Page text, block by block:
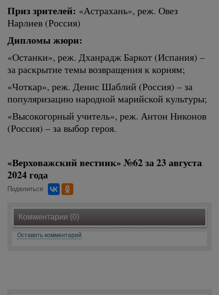
Приз зрителей: «Астрахань», реж. Овез
Нарлиев (Россия)
Дипломы жюри:
«Останки», реж. Дханрадж Баркот (Испания) –
за раскрытие темы возвращения к корням;
«Чоткар», реж. Денис Шаблий (Россия) – за
популяризацию народной марийской культуры;
«Высокогорный учитель», реж. Антон Никонов
(Россия) – за выбор героя.
«Верховажский вестник» №62 за 23 августа
2024 года
Поделиться
Комментарии (0)
Оставить комментарий